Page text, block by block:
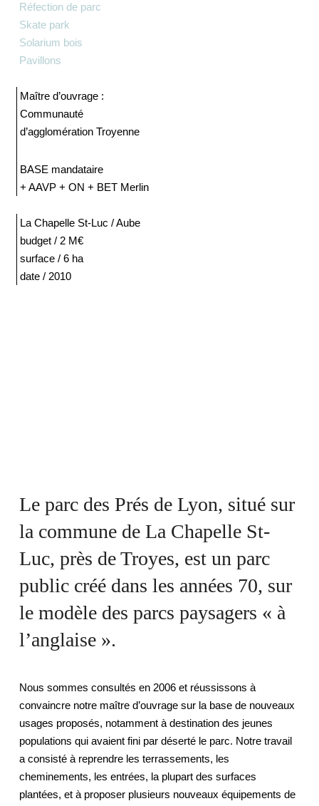
Réfection de parc
Skate park
Solarium bois
Pavillons
Maître d’ouvrage :
Communauté
d’agglomération Troyenne
BASE mandataire
+ AAVP + ON + BET Merlin
La Chapelle St-Luc / Aube
budget / 2 M€
surface / 6 ha
date / 2010
Le parc des Prés de Lyon, situé sur
la commune de La Chapelle St-
Luc, près de Troyes, est un parc
public créé dans les années 70, sur
le modèle des parcs paysagers « à
l’anglaise ».
Nous sommes consultés en 2006 et réussissons à
convaincre notre maître d’ouvrage sur la base de nouveaux
usages proposés, notamment à destination des jeunes
populations qui avaient fini par déserté le parc. Notre travail
a consisté à reprendre les terrassements, les
cheminements, les entrées, la plupart des surfaces
plantées, et à proposer plusieurs nouveaux équipements de